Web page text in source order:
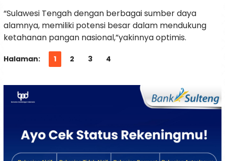
“Sulawesi Tengah dengan berbagai sumber daya
alamnya, memiliki potensi besar dalam mendukung
ketahanan pangan nasional,”yakinnya optimis.
Halaman: 1 2 3 4